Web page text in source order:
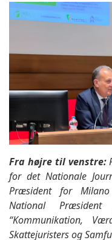
Fra højre til venstre:
for det Nationale
Præsident for Milano
National
“Kommunikation,
Skattejuristers og